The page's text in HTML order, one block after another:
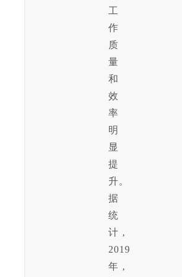
工
作
质
量
和
效
率
明
显
提
升。
据
统
计，
2019
年，